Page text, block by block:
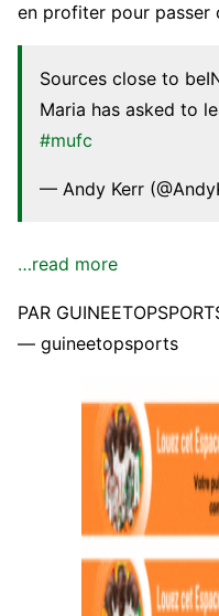
en profiter pour passer
Sources close to
Maria has asked to
#mufc
— Andy Kerr
…read more
PAR
— guineetopsports